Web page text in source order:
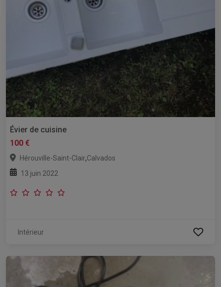
Évier de cuisine
100 €
Hérouville-Saint-Clair,Calvados
13 juin 2022
Intérieur